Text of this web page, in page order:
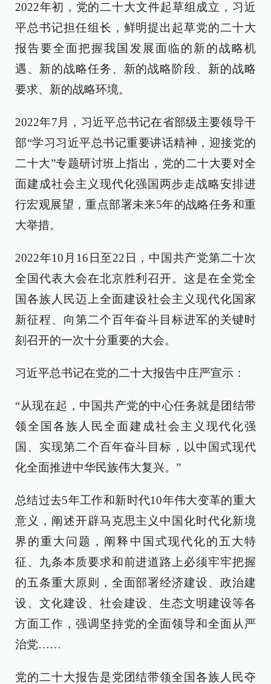
2022年初，党的二十大文件起草组成立，习近
平总书记担任组长，鲜明提出起草党的二十大
报告要全面把握我国发展面临的新的战略机
遇、新的战略任务、新的战略阶段、新的战略
要求、新的战略环境。
2022年7月，习近平总书记在省部级主要领导干
部“学习习近平总书记重要讲话精神，迎接党的
二十大”专题研讨班上指出，党的二十大要对全
面建成社会主义现代化强国两步走战略安排进
行宏观展望，重点部署未来5年的战略任务和重
大举措。
2022年10月16日至22日，中国共产党第二十次
全国代表大会在北京胜利召开。这是在全党全
国各族人民迈上全面建设社会主义现代化国家
新征程、向第二个百年奋斗目标进军的关键时
刻召开的一次十分重要的大会。
习近平总书记在党的二十大报告中庄严宣示：
“从现在起，中国共产党的中心任务就是团结带
领全国各族人民全面建成社会主义现代化强
国、实现第二个百年奋斗目标，以中国式现代
化全面推进中华民族伟大复兴。”
总结过去5年工作和新时代10年伟大变革的重大
意义，阐述开辟马克思主义中国化时代化新境
界的重大问题，阐释中国式现代化的五大特
征、九条本质要求和前进道路上必须牢牢把握
的五条重大原则，全面部署经济建设、政治建
设、文化建设、社会建设、生态文明建设等各
方面工作，强调坚持党的全面领导和全面从严
治党……
党的二十大报告是党团结带领全国各族人民夺